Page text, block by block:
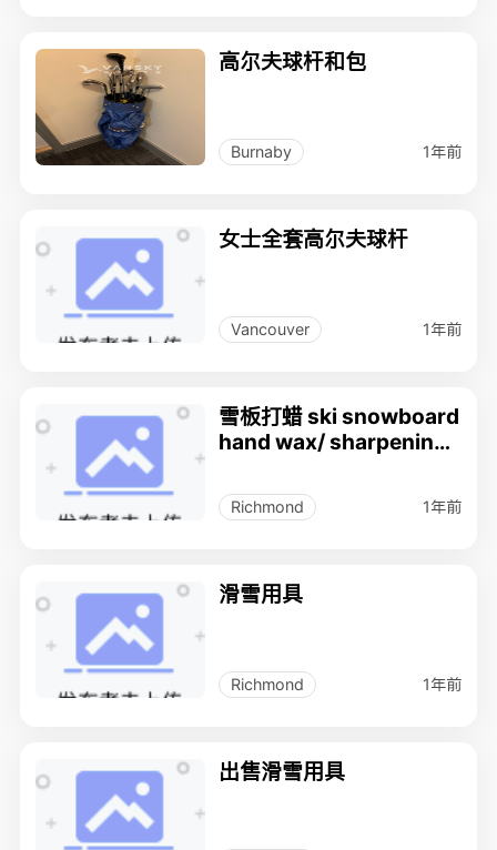
高尔夫球杆和包
Burnaby 1年前
女士全套高尔夫球杆
Vancouver 1年前
雪板打蜡 ski snowboard
hand wax/ sharpening
Richmond 1年前
滑雪用具
Richmond 1年前
出售滑雪用具